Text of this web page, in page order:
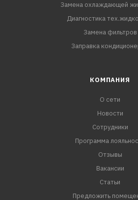
Замена охлаждающей
Диагностика
Замена фильтров
Заправка
КОМПАНИЯ
О сети
Новости
Сотрудники
Программа
Отзывы
Вакансии
Статьи
Предложить